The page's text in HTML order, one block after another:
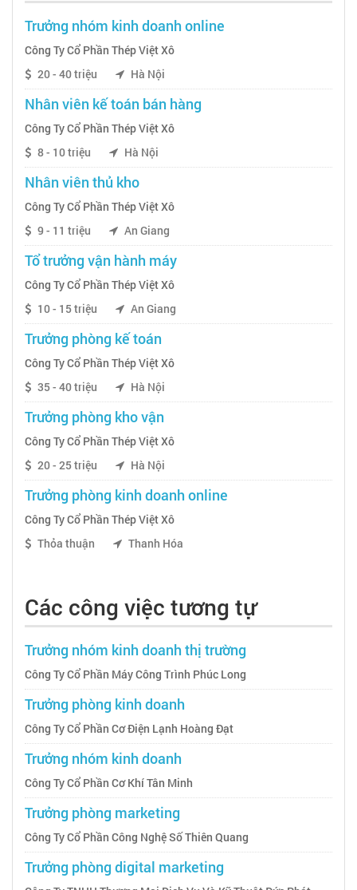
Trưởng nhóm kinh doanh online
Công Ty Cổ Phần Thép Việt Xô
20 - 40 triệu
Hà Nội
Nhân viên kế toán bán hàng
Công Ty Cổ Phần Thép Việt Xô
8 - 10 triệu
Hà Nội
Nhân viên thủ kho
Công Ty Cổ Phần Thép Việt Xô
9 - 11 triệu
An Giang
Tổ trưởng vận hành máy
Công Ty Cổ Phần Thép Việt Xô
10 - 15 triệu
An Giang
Trưởng phòng kế toán
Công Ty Cổ Phần Thép Việt Xô
35 - 40 triệu
Hà Nội
Trưởng phòng kho vận
Công Ty Cổ Phần Thép Việt Xô
20 - 25 triệu
Hà Nội
Trưởng phòng kinh doanh online
Công Ty Cổ Phần Thép Việt Xô
Thỏa thuận
Thanh Hóa
Các công việc tương tự
Trưởng nhóm kinh doanh thị trường
Công Ty Cổ Phần Máy Công Trình Phúc Long
Trưởng phòng kinh doanh
Công Ty Cổ Phần Cơ Điện Lạnh Hoàng Đạt
Trưởng nhóm kinh doanh
Công Ty Cổ Phần Cơ Khí Tân Minh
Trưởng phòng marketing
Công Ty Cổ Phần Công Nghệ Số Thiên Quang
Trưởng phòng digital marketing